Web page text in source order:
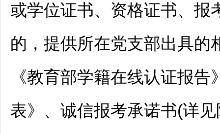
或学位证书、资格证书、报
的，提供所在党支部出具的
《教育部学籍在线认证报
表》、诚信报考承诺书(